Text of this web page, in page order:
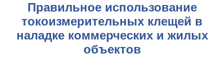
Правильное использование
токоизмерительных клещей в
наладке коммерческих и жилых
объектов